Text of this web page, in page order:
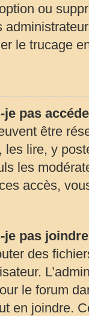
ou
le trucage
pas
être
les lire, y
les
accès,
pas
des
le forum
en joindre.